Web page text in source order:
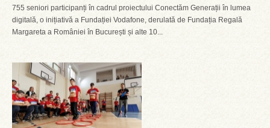
755 seniori participanți în cadrul proiectului Conectăm Generații în lumea
digitală, o inițiativă a Fundației Vodafone, derulată de Fundația Regală
Margareta a României în București și alte 10...